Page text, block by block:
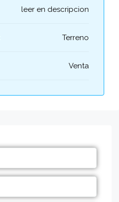
leer en descripcion
Terreno
Venta